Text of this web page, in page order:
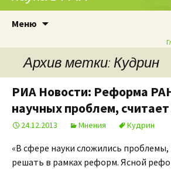
Меню
Архив метки: Кудрин
РИА Новости: Реформа
научных проблем,
24.12.2013 Мнения Кудрин
«В сфере науки сложились
решать в рамках реформ. Ясной